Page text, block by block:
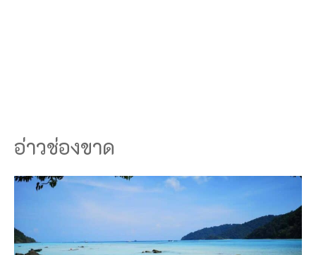
อ่าวช่องขาด